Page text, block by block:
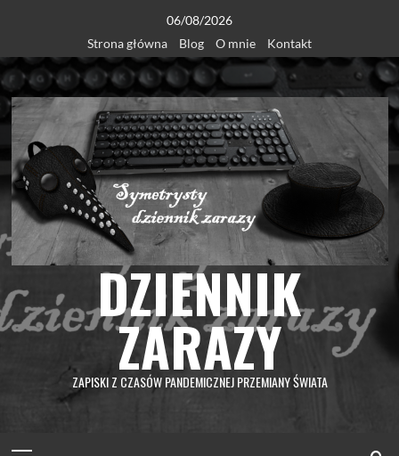
content
06/08/2026
Strona główna
Blog O mnie Kontakt
DZIENNIK
ZARAZY
ZAPISKI Z CZASÓW PANDEMICZNEJ PRZEMIANY ŚWIATA